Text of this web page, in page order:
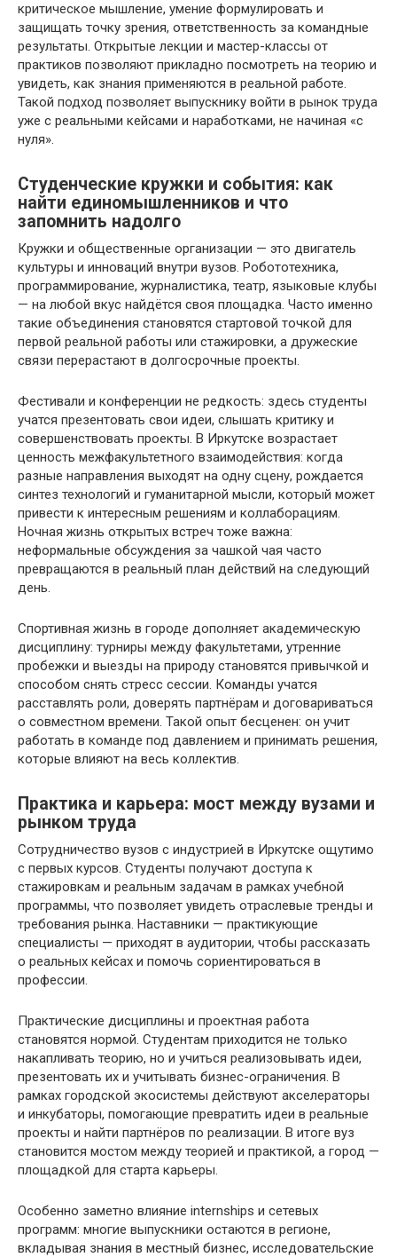
критическое мышление, умение формулировать и
защищать точку зрения, ответственность за командные
результаты. Открытые лекции и мастер-классы от
практиков позволяют прикладно посмотреть на теорию и
увидеть, как знания применяются в реальной работе.
Такой подход позволяет выпускнику войти в рынок труда
уже с реальными кейсами и наработками, не начиная «с
нуля».
Студенческие кружки и события: как
найти единомышленников и что
запомнить надолго
Кружки и общественные организации — это двигатель
культуры и инноваций внутри вузов. Робототехника,
программирование, журналистика, театр, языковые клубы
— на любой вкус найдётся своя площадка. Часто именно
такие объединения становятся стартовой точкой для
первой реальной работы или стажировки, а дружеские
связи перерастают в долгосрочные проекты.
Фестивали и конференции не редкость: здесь студенты
учатся презентовать свои идеи, слышать критику и
совершенствовать проекты. В Иркутске возрастает
ценность межфакультетного взаимодействия: когда
разные направления выходят на одну сцену, рождается
синтез технологий и гуманитарной мысли, который может
привести к интересным решениям и коллаборациям.
Ночная жизнь открытых встреч тоже важна:
неформальные обсуждения за чашкой чая часто
превращаются в реальный план действий на следующий
день.
Спортивная жизнь в городе дополняет академическую
дисциплину: турниры между факультетами, утренние
пробежки и выезды на природу становятся привычкой и
способом снять стресс сессии. Команды учатся
расставлять роли, доверять партнёрам и договариваться
о совместном времени. Такой опыт бесценен: он учит
работать в команде под давлением и принимать решения,
которые влияют на весь коллектив.
Практика и карьера: мост между вузами и
рынком труда
Сотрудничество вузов с индустрией в Иркутске ощутимо
с первых курсов. Студенты получают доступа к
стажировкам и реальным задачам в рамках учебной
программы, что позволяет увидеть отраслевые тренды и
требования рынка. Наставники — практикующие
специалисты — приходят в аудитории, чтобы рассказать
о реальных кейсах и помочь сориентироваться в
профессии.
Практические дисциплины и проектная работа
становятся нормой. Студентам приходится не только
накапливать теорию, но и учиться реализовывать идеи,
презентовать их и учитывать бизнес-ограничения. В
рамках городской экосистемы действуют акселераторы
и инкубаторы, помогающие превратить идеи в реальные
проекты и найти партнёров по реализации. В итоге вуз
становится мостом между теорией и практикой, а город —
площадкой для старта карьеры.
Особенно заметно влияние internships и сетевых
программ: многие выпускники остаются в регионе,
вкладывая знания в местный бизнес, исследовательские